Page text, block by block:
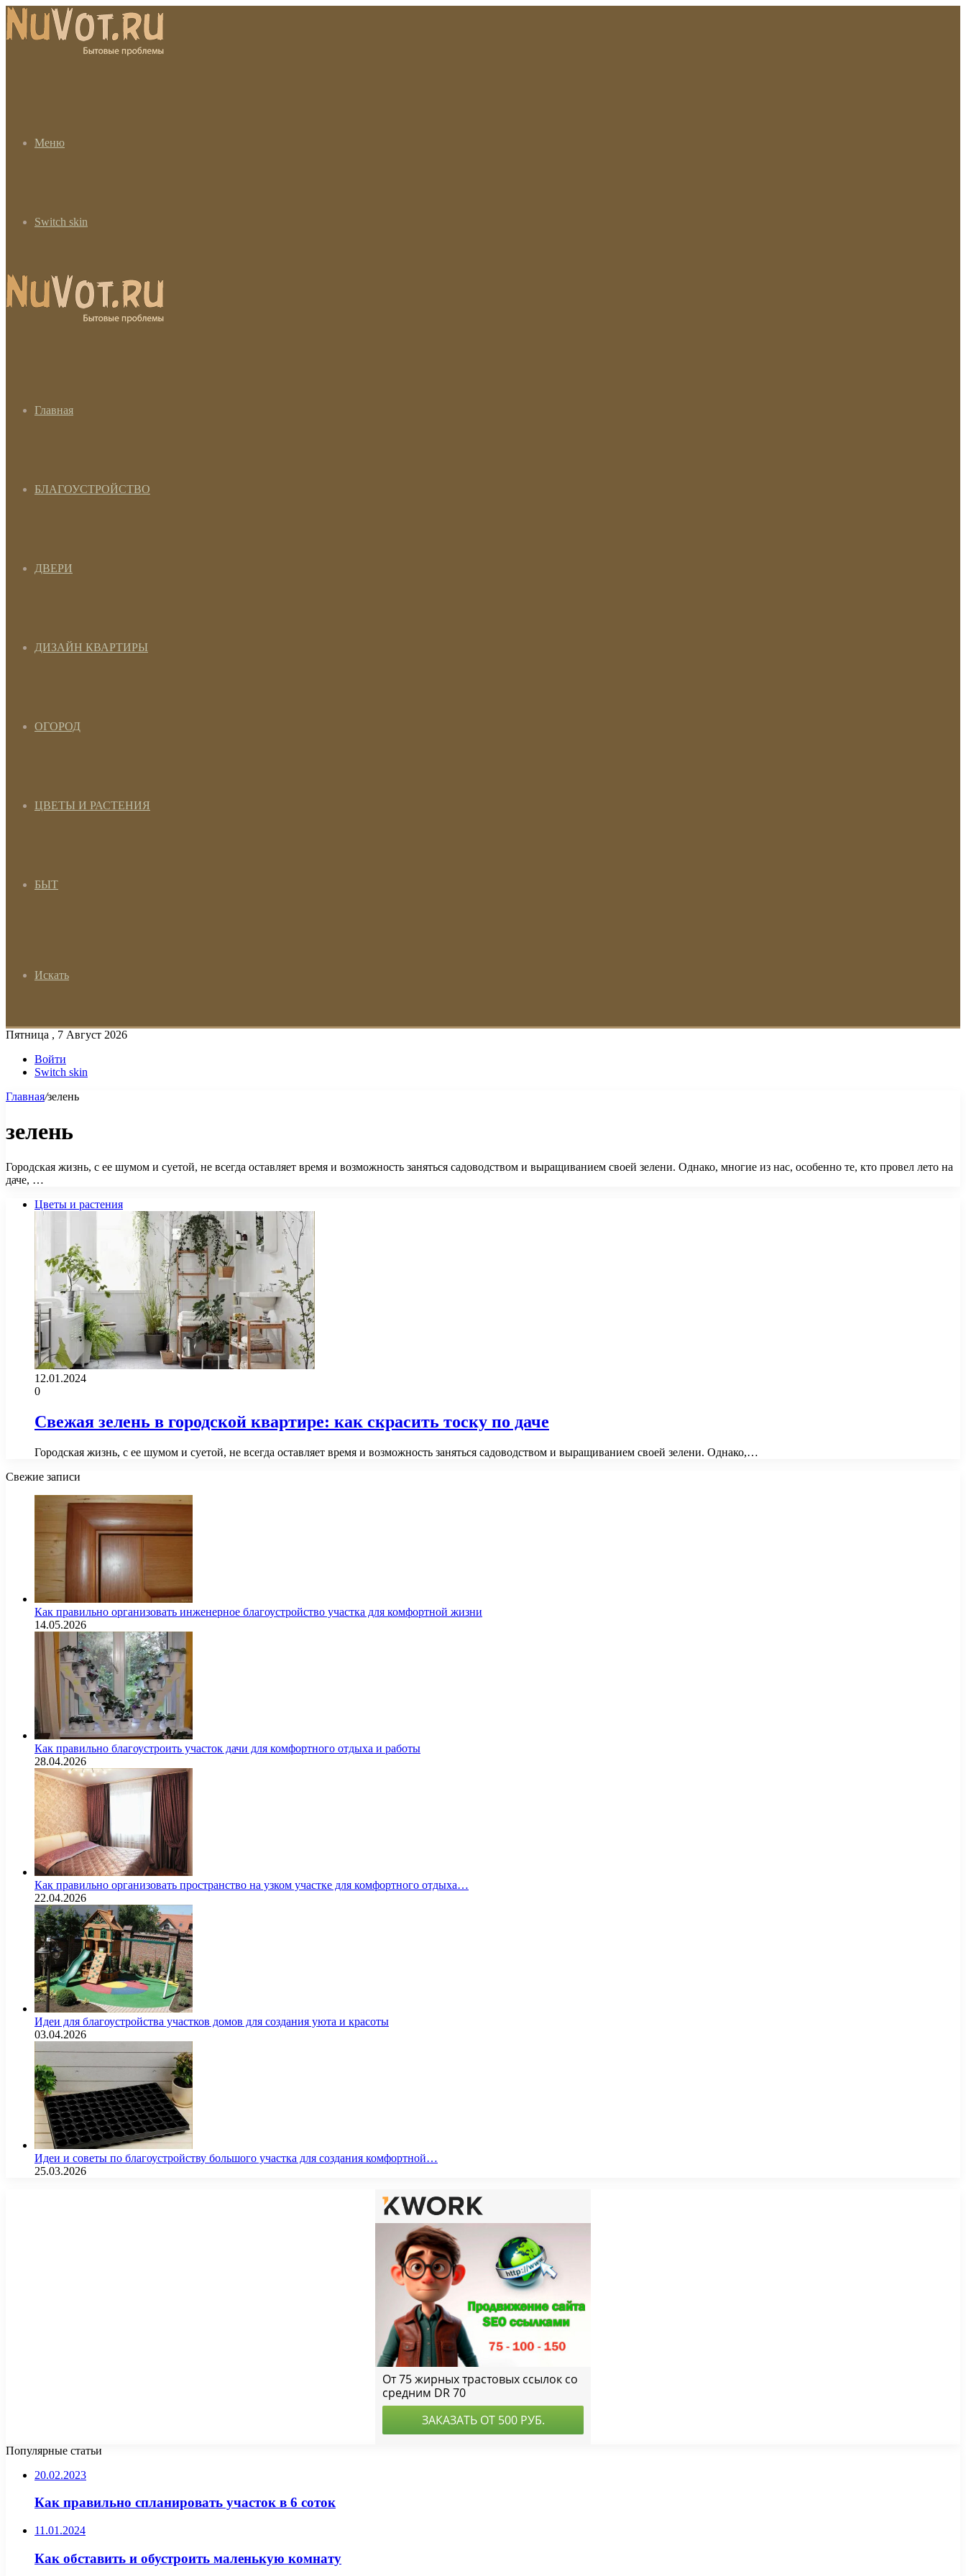
Меню
Switch skin
Главная
БЛАГОУСТРОЙСТВО
ДВЕРИ
ДИЗАЙН КВАРТИРЫ
ОГОРОД
ЦВЕТЫ И РАСТЕНИЯ
БЫТ
Искать
Пятница , 7 Август 2026
Войти
Switch skin
Главная/зелень
зелень
Городская жизнь, с ее шумом и суетой, не всегда оставляет время и возможность заняться садоводством и выращиванием своей зелени. Однако, многие из нас, особенно те, кто провел лето на
даче, …
Цветы и растения
12.01.2024
0
Свежая зелень в городской квартире: как скрасить тоску по даче
Городская жизнь, с ее шумом и суетой, не всегда оставляет время и возможность заняться садоводством и выращиванием своей зелени. Однако,…
Свежие записи
Как правильно организовать инженерное благоустройство участка для комфортной жизни
14.05.2026
Как правильно благоустроить участок дачи для комфортного отдыха и работы
28.04.2026
Как правильно организовать пространство на узком участке для комфортного отдыха…
22.04.2026
Идеи для благоустройства участков домов для создания уюта и красоты
03.04.2026
Идеи и советы по благоустройству большого участка для создания комфортной…
25.03.2026
Популярные статьи
20.02.2023
Как правильно спланировать участок в 6 соток
11.01.2024
Как обставить и обустроить маленькую комнату